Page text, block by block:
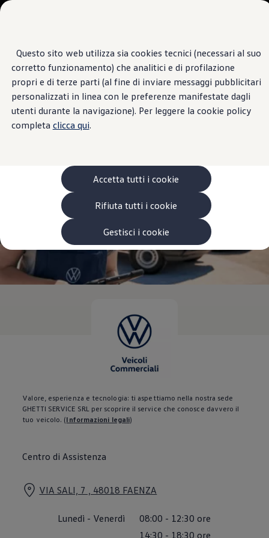
Questo sito web utilizza sia cookies tecnici (necessari al suo
corretto funzionamento) che analitici e di profilazione
propri e di terze parti (al fine di inviare messaggi pubblicitari
personalizzati in linea con le preferenze manifestate dagli
utenti durante la navigazione). Per leggere la cookie policy
completa clicca qui.
Accetta tutti i cookie
Rifiuta tutti i cookie
Gestisci i cookie
Passa ai
contenuti
principali
Passa
a
fondo
pagina
VanLife
Pick-up
Veicoli Commerciali Elettrici
Van
Modelli precedenti
Confronta i modelli
Configurazioni salvate
Volkswagen Auto
Acquista il tuo Veicolo Volkswagen
Ecoincentivi Volkswagen
5 Plus
Usato Certificato
Garanzia Usato
Assicurazioni
Clienti Business
Gamma, promozioni e servizi
Service Flotte
Area Contatti Clienti Business
Servizi Finanziari
Progetto Valore Volkswagen
Leasing Finanziario
Servizi Assicurativi
Polizza Protezione Credito
Assicurazione GAP Protezioneventi
Estensione Garanzia Usato
Furto e incendio
Safe inMotion e Capital Safe +
Allestimenti e personalizzazioni
Allestimenti chiavi in mano
Trasporto persone con disabilità
Mobilità elettrica e Ibrida Plug-In
Soluzioni di ricarica e autonomia
Simulatore dell’autonomia
Ricarica domestica
Ricarica in movimento
GHETTI SERVICE
| 13 Recensioni
Valore, esperienza e tecnologia: ti aspettiamo nella nostra sede
GHETTI SERVICE SRL per scoprire il service che conosce davvero il
tuo veicolo. (Informazioni legali)
Centro di Assistenza
VIA SALI, 7 , 48018 FAENZA
Lunedì - Venerdì 08:00 - 12:30 ore
14:30 - 18:30 ore